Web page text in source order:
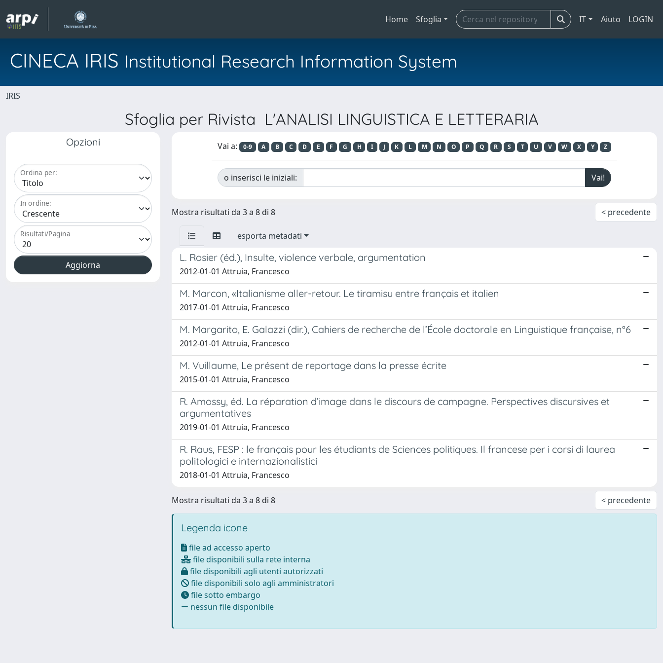
Home Sfoglia IT Aiuto LOGIN
CINECA IRIS Institutional Research Information System
IRIS
Sfoglia per Rivista L'ANALISI LINGUISTICA E LETTERARIA
Opzioni
Ordina per:
In ordine:
Risultati/Pagina
Vai a: 0-9 A B C D E F G H I J K L M N O P Q R S T U V W X Y Z
o inserisci le iniziali:
Mostra risultati da 3 a 8 di 8 < precedente
esporta metadati
L. Rosier (éd.), Insulte, violence verbale, argumentation
2012-01-01 Attruia, Francesco
M. Marcon, «Italianisme aller-retour. Le tiramisu entre français et italien
2017-01-01 Attruia, Francesco
M. Margarito, E. Galazzi (dir.), Cahiers de recherche de l’École doctorale en Linguistique française, n°6
2012-01-01 Attruia, Francesco
M. Vuillaume, Le présent de reportage dans la presse écrite
2015-01-01 Attruia, Francesco
R. Amossy, éd. La réparation d’image dans le discours de campagne. Perspectives discursives et
argumentatives
2019-01-01 Attruia, Francesco
R. Raus, FESP : le français pour les étudiants de Sciences politiques. Il francese per i corsi di laurea
politologici e internazionalistici
2018-01-01 Attruia, Francesco
Mostra risultati da 3 a 8 di 8 < precedente
Legenda icone
file ad accesso aperto
file disponibili sulla rete interna
file disponibili agli utenti autorizzati
file disponibili solo agli amministratori
file sotto embargo
nessun file disponibile